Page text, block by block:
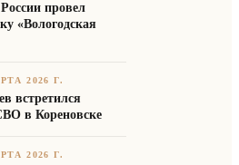
провел
«Вологодская
2026 Г.
встретился
в Кореновске
2026 Г.